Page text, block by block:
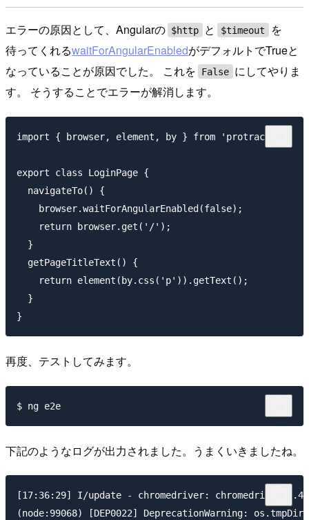
エラーの原因として、Angularの $http と $timeout
を
待ってくれるwaitForAngularEnabledがデフォルトでTrueと
なっていることが原因でした。 これを
False にしてやりま
す。 そうすることでエラーが解消します。
import { browser, element, by } from 'protractor';
export class LoginPage {
  navigateTo() {
    browser.waitForAngularEnabled(false);
    return browser.get('/');
  }
  getPageTitleText() {
    return element(by.css('p')).getText();
  }
再度、テストしてみます。
下記のようなログが出力されました。うまくいきましたね。
[17:36:29] I/update - chromedriver:
(node:99068) [DEP0022] DeprecationWarning: